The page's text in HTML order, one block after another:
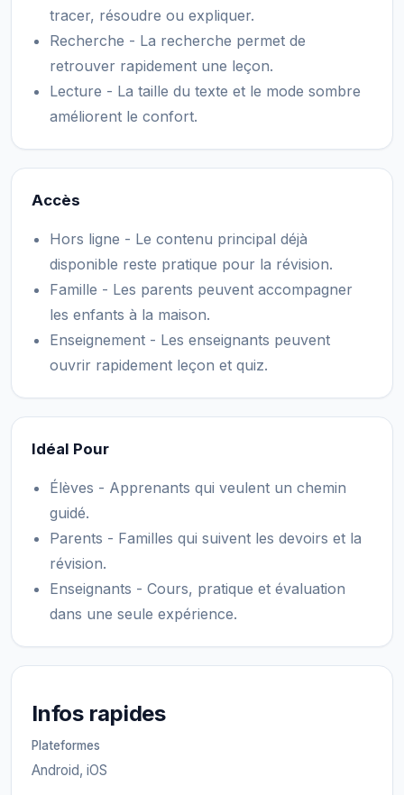
tracer, résoudre ou expliquer.
Recherche - La recherche permet de
retrouver rapidement une leçon.
Lecture - La taille du texte et le mode sombre
améliorent le confort.
Accès
Hors ligne - Le contenu principal déjà
disponible reste pratique pour la révision.
Famille - Les parents peuvent accompagner
les enfants à la maison.
Enseignement - Les enseignants peuvent
ouvrir rapidement leçon et quiz.
Idéal Pour
Élèves - Apprenants qui veulent un chemin
guidé.
Parents - Familles qui suivent les devoirs et la
révision.
Enseignants - Cours, pratique et évaluation
dans une seule expérience.
Infos rapides
Plateformes
Android, iOS